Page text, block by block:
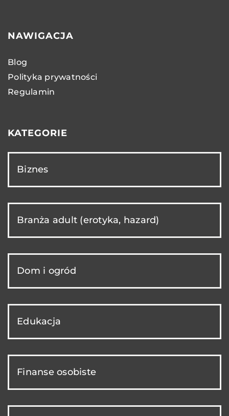
NAWIGACJA
Blog
Polityka prywatności
Regulamin
KATEGORIE
Biznes
Branża adult (erotyka, hazard)
Dom i ogród
Edukacja
Finanse osobiste